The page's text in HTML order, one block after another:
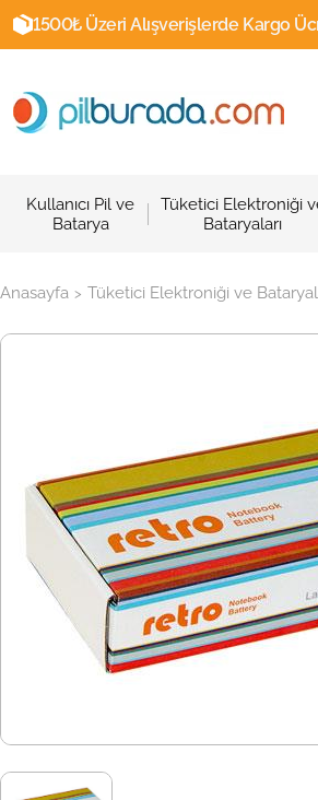
1500₺ Üzeri Alışverişlerde Kargo
Kullanıcı Pil ve
Batarya
Tüketici Elektroniği
Bataryaları
Anasayfa > Tüketici Elektroniği ve